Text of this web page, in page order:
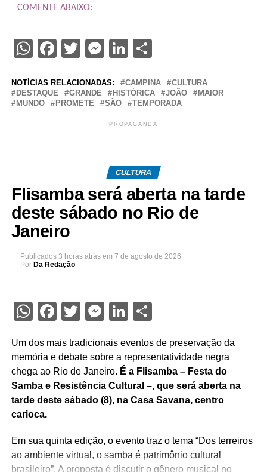
COMENTE ABAIXO:
WhatsApp
Facebook
Twitter
Messenger
LinkedIn
Share
NOTÍCIAS RELACIONADAS: CAMPINA
CULTURA
DESTAQUE
GRANDE HISTÓRICA JOÃO
MAIOR
MUNDO
PROMETE SÃO TEMPORADA
PROPAGANDA
CULTURA
Flisamba será aberta na tarde
deste sábado no Rio de
Janeiro
Publicados 3 horas atrás em 7 de agosto de 2026
Por Da Redação
WhatsApp
Facebook
Twitter
Messenger
LinkedIn
Share
Um dos mais tradicionais eventos de preservação da
memória e debate sobre a representatividade negra
chega ao Rio de Janeiro. É a Flisamba – Festa do
Samba e Resistência Cultural –, que será aberta na
tarde deste sábado (8), na Casa Savana, centro
carioca.
Em sua quinta edição, o evento traz o tema “Dos terreiros
ao ambiente virtual, o samba é patrimônio cultural
brasileiro”. A proposta é discutir o gênero musical no